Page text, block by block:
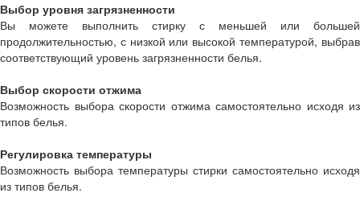
Выбор уровня загрязненности
Вы можете выполнить стирку с меньшей или большей
продолжительностью, с низкой или высокой температурой, выбрав
соответствующий уровень загрязненности белья.
Выбор скорости отжима
Возможность выбора скорости отжима самостоятельно исходя из
типов белья.
Регулировка температуры
Возможность выбора температуры стирки самостоятельно исходя
из типов белья.